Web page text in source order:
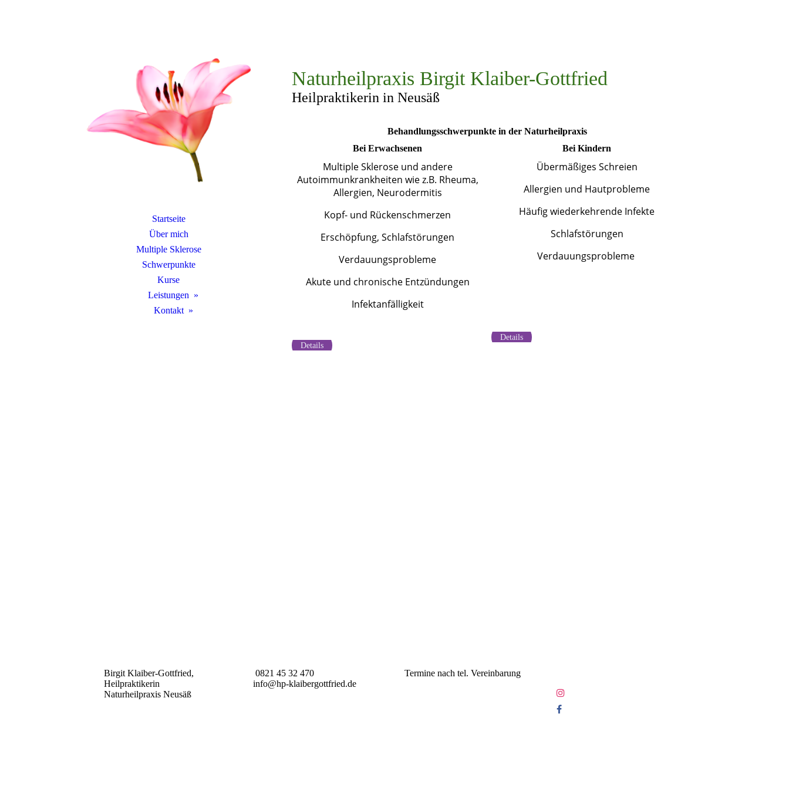
Startseite
Über mich
Multiple Sklerose
Schwerpunkte
Kurse
Leistungen
Kontakt
Naturheilpraxis Birgit Klaiber-Gottfried
Heilpraktikerin in Neusäß
Behandlungsschwerpunkte in der Naturheilpraxis
Bei Erwachsenen
Multiple Sklerose und andere
Autoimmunkrankheiten wie z.B. Rheuma,
Allergien, Neurodermitis
Kopf- und Rückenschmerzen
Erschöpfung, Schlafstörungen
Verdauungsprobleme
Akute und chronische Entzündungen
Infektanfälligkeit
Details
Bei Kindern
Übermäßiges Schreien
Allergien und Hautprobleme
Häufig wiederkehrende Infekte
Schlafstörungen
Verdauungsprobleme
Details
Birgit Klaiber-Gottfried,
Heilpraktikerin
Naturheilpraxis Neusäß
0821 45 32 470
info@hp-klaibergottfried.de
Termine nach tel. Vereinbarung